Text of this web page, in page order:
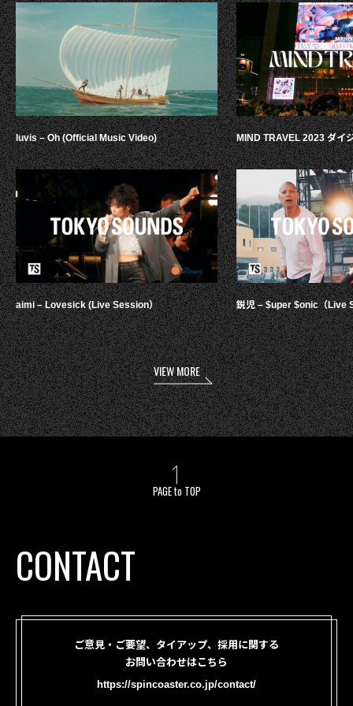
luvis – Oh (Official Music Video)
aimi – Lovesick (Live Session）
MIND TRAVEL 2023 ダイ
鋭児 – $uper $onic（Live
VIEW MORE
PAGE to TOP
CONTACT
ご意見・ご要望、タイアップ、採用に関する
お問い合わせはこちら
https://spincoaster.co.jp/contact/